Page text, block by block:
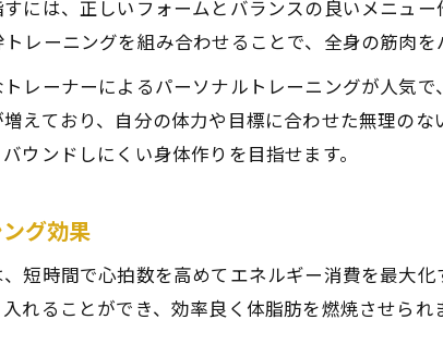
には、正しいフォームとバランスの良いメニュ
レーニングを組み合わせることで、全身の筋肉を
レーナーによるパーソナルトレーニングが人気
えており、自分の体力や目標に合わせた無理の
ウンドしにくい身体作りを目指せます。
グ効果
短時間で心拍数を高めてエネルギー消費を最大
れることができ、効率良く体脂肪を燃焼させられ